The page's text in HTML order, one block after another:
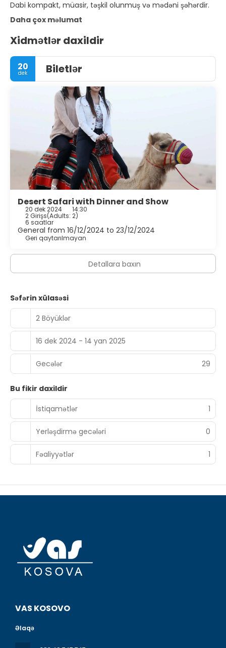
Dabi kompakt, müasir, təşkil olunmuş və mədəni şəhərdir.
Daha çox məlumat
Xidmətlər daxildir
20
dek Biletlər
Desert Safari with Dinner and Show
20 dek 2024 14:30
2 Girişs(Adults: 2)
6 saatlar
General from 16/12/2024 to 23/12/2024
Geri qaytarılmayan
Detallara baxın
Səfərin xülasəsi
2 Böyüklər
16 dek 2024 - 14 yan 2025
Gecələr 29
Bu fikir daxildir
İstiqamətlər
1
Yerləşdirmə gecələri 0
Fəaliyyətlər 1
VAS KOSOVO
Əlaqə